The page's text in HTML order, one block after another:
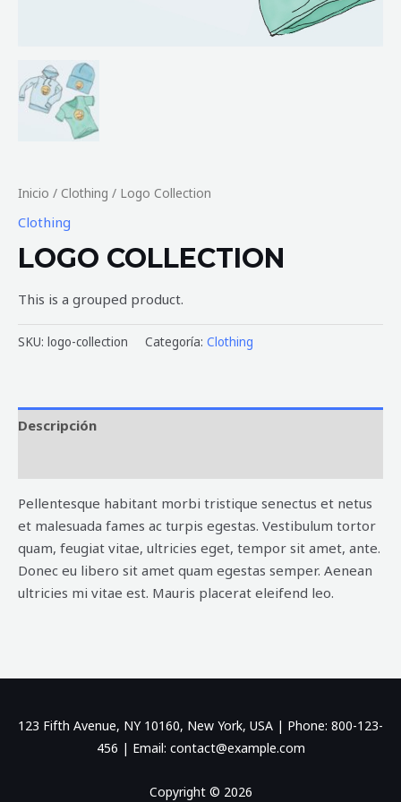
Inicio / Clothing / Logo Collection
Clothing
LOGO COLLECTION
This is a grouped product.
SKU: logo-collection Categoría: Clothing
Descripción
Pellentesque habitant morbi tristique senectus et netus
et malesuada fames ac turpis egestas. Vestibulum tortor
quam, feugiat vitae, ultricies eget, tempor sit amet, ante.
Donec eu libero sit amet quam egestas semper. Aenean
ultricies mi vitae est. Mauris placerat eleifend leo.
123 Fifth Avenue, NY 10160, New York, USA | Phone: 800-123-
456 | Email: contact@example.com
Copyright © 2026